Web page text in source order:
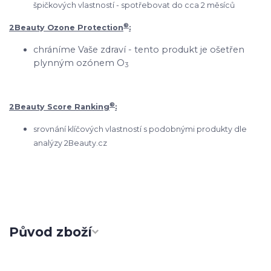
špičkových vlastností - spotřebovat do cca 2 měsíců
2Beauty Ozone Protection®:
chráníme Vaše zdraví - tento produkt je ošetřen
plynným ozónem O3
2Beauty Score Ranking®:
srovnání klíčových vlastností s podobnými produkty dle
analýzy 2Beauty.cz
Původ zboží